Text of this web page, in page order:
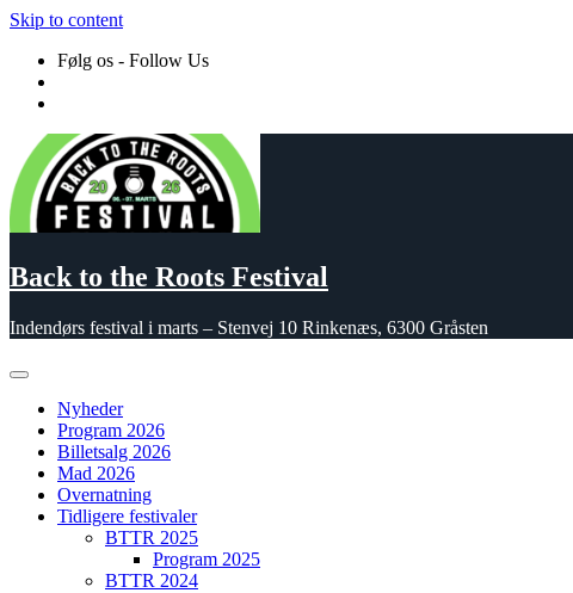
Skip to content
Følg os - Follow Us
Back to the Roots Festival
Indendørs festival i marts – Stenvej 10 Rinkenæs, 6300 Gråsten
Nyheder
Program 2026
Billetsalg 2026
Mad 2026
Overnatning
Tidligere festivaler
BTTR 2025
Program 2025
BTTR 2024